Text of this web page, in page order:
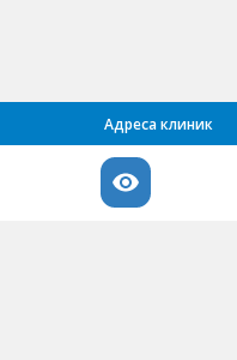
Адреса клиник